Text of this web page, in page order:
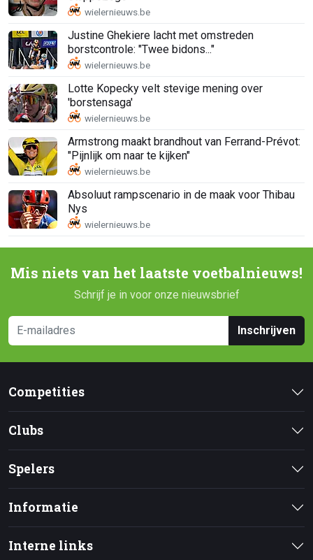
Justine Ghekiere lacht met omstreden
borstcontrole: "Twee bidons..."
Lotte Kopecky velt stevige mening over
'borstensaga'
Armstrong maakt brandhout van Ferrand-Prévot:
"Pijnlijk om naar te kijken"
Absoluut rampscenario in de maak voor Thibau
Nys
Mis niets van het laatste voetbalnieuws!
Schrijf je in voor onze nieuwsbrief
Inschrijven
Competities
Clubs
Spelers
Informatie
Interne links